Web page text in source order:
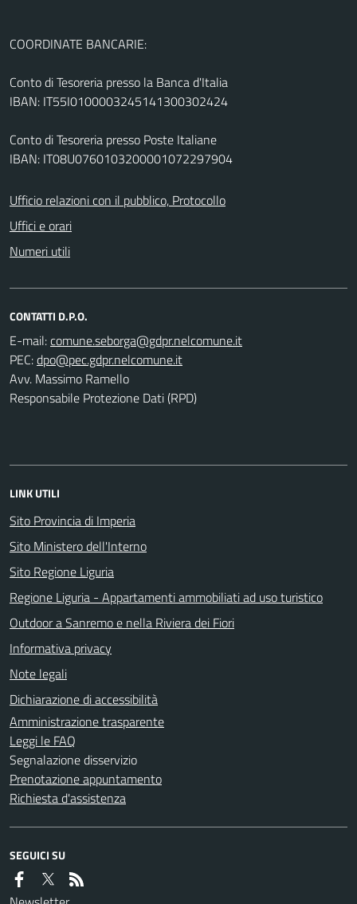
COORDINATE BANCARIE:
Conto di Tesoreria presso la Banca d'Italia
IBAN: IT55I0100003245141300302424
Conto di Tesoreria presso Poste Italiane
IBAN: IT08U0760103200001072297904
Ufficio relazioni con il pubblico, Protocollo
Uffici e orari
Numeri utili
CONTATTI D.P.O.
E-mail:
PEC:
Avv. Massimo Ramello
Responsabile Protezione Dati (RPD)
LINK UTILI
Sito Provincia di Imperia
Sito Ministero dell'Interno
Sito Regione Liguria
Regione Liguria - Appartamenti ammobiliati ad uso turistico
Outdoor a Sanremo e nella Riviera dei Fiori
Informativa privacy
Note legali
Dichiarazione di accessibilità
Amministrazione trasparente
Leggi le FAQ
Segnalazione disservizio
Prenotazione appuntamento
Richiesta d'assistenza
SEGUICI SU